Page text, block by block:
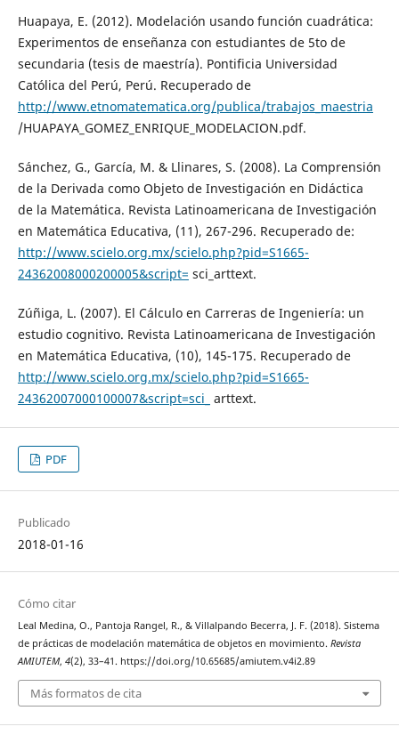
Huapaya, E. (2012). Modelación usando función cuadrática:
Experimentos de enseñanza con estudiantes de 5to de
secundaria (tesis de maestría). Pontificia Universidad
Católica del Perú, Perú. Recuperado de
http://www.etnomatematica.org/publica/trabajos_maestria
/HUAPAYA_GOMEZ_ENRIQUE_MODELACION.pdf.
Sánchez, G., García, M. & Llinares, S. (2008). La Comprensión
de la Derivada como Objeto de Investigación en Didáctica
de la Matemática. Revista Latinoamericana de Investigación
en Matemática Educativa, (11), 267-296. Recuperado de:
http://www.scielo.org.mx/scielo.php?pid=S1665-
24362008000200005&script= sci_arttext.
Zúñiga, L. (2007). El Cálculo en Carreras de Ingeniería: un
estudio cognitivo. Revista Latinoamericana de Investigación
en Matemática Educativa, (10), 145-175. Recuperado de
http://www.scielo.org.mx/scielo.php?pid=S1665-
24362007000100007&script=sci_ arttext.
PDF
Publicado
2018-01-16
Cómo citar
Leal Medina, O., Pantoja Rangel, R., & Villalpando Becerra, J. F. (2018). Sistema
de prácticas de modelación matemática de objetos en movimiento. Revista
AMIUTEM, 4(2), 33–41. https://doi.org/10.65685/amiutem.v4i2.89
Más formatos de cita